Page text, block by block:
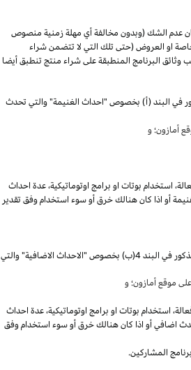
عدم الشك (وبدون مخالفة أي مهلة زمنية منصوص
او العروض (حتى تلك التي لا تتضمن شراء
البرنامج المنطبقة على شراء منتج تنطبق أيضا
في البند (أ) بخصوص "احداث الغنيمة" والتي تحدث
أمازون؛ و
استخدام بوتات او برامج اوتوماتيكية،عدة احداث
أو اذا كان هنالك خرق أو سوء استخدام وفق تقدير
"). سوق تقوم بكسب دخل العمولة الخاص المذكور في البند 4(ب) بخصوص "الاحداث الاضافية" والتي
موقع أمازون؛ و
استخدام بوتات او برامج اوتوماتيكية،عدة احداث
اضافي أو اذا كان هنالك خرق أو سوء استخدام وفق
المشاركين.